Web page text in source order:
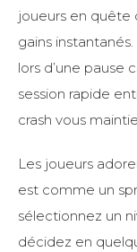
joueurs en quête
gains
lors d’une pause
session rapide
crash vous
Les joueurs
est comme un
sélectionnez un
décidez en